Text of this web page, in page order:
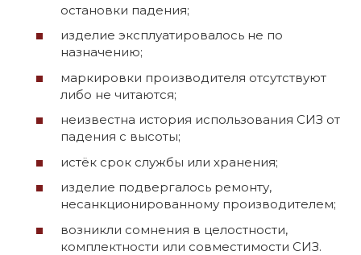
остановки падения;
изделие эксплуатировалось не по
назначению;
маркировки производителя отсутствуют
либо не читаются;
неизвестна история использования СИЗ от
падения с высоты;
истёк срок службы или хранения;
изделие подвергалось ремонту,
несанкционированному производителем;
возникли сомнения в целостности,
комплектности или совместимости СИЗ.